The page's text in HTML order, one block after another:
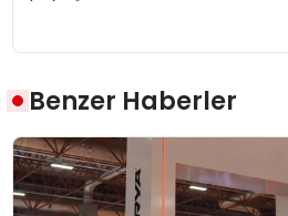
Benzer Haberler